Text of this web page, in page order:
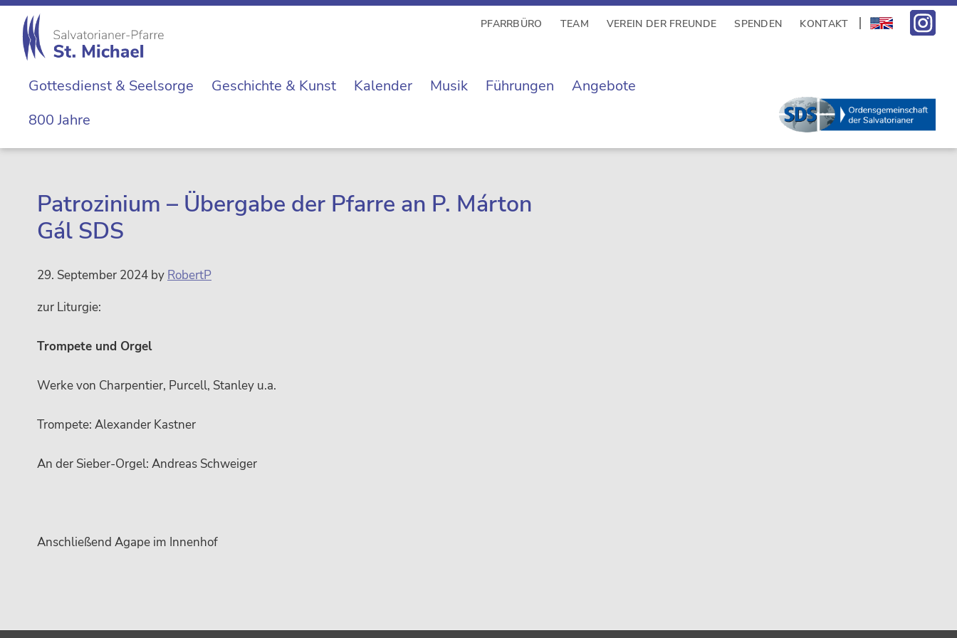
Zur
Hauptnavigation
springen
Skip
main
Zur
Hauptsidebar
springen
Zur
Fußzeile
springen
Michael
Michaelerkirche
im
Zentrum
Wiens
PFARRBÜRO TEAM VEREIN DER FREUNDE SPENDEN KONTAKT
Gottesdienst & Seelsorge Geschichte & Kunst Kalender Musik Führungen
Angebote
800 Jahre
Patrozinium – Übergabe der Pfarre an P. Márton
Gál SDS
29. September 2024 by RobertP
zur Liturgie:
Trompete und Orgel
Werke von Charpentier, Purcell, Stanley u.a.
Trompete: Alexander Kastner
An der Sieber-Orgel: Andreas Schweiger
Anschließend Agape im Innenhof